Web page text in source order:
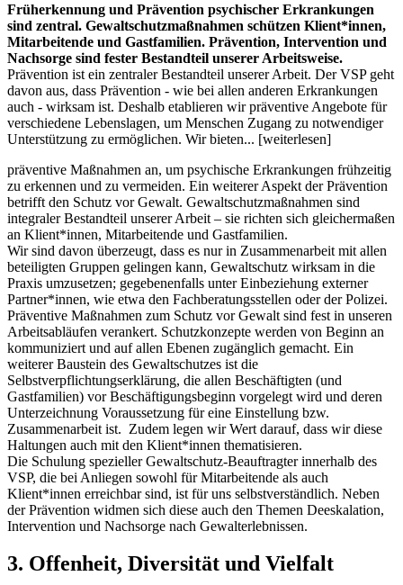
Früherkennung und Prävention psychischer Erkrankungen
sind zentral. Gewaltschutzmaßnahmen schützen Klient*innen,
Mitarbeitende und Gastfamilien. Prävention, Intervention und
Nachsorge sind fester Bestandteil unserer Arbeitsweise.
Prävention ist ein zentraler Bestandteil unserer Arbeit. Der VSP geht
davon aus, dass Prävention - wie bei allen anderen Erkrankungen
auch - wirksam ist. Deshalb etablieren wir präventive Angebote für
verschiedene Lebenslagen, um Menschen Zugang zu notwendiger
Unterstützung zu ermöglichen. Wir bieten... [weiterlesen]
präventive Maßnahmen an, um psychische Erkrankungen frühzeitig
zu erkennen und zu vermeiden. Ein weiterer Aspekt der Prävention
betrifft den Schutz vor Gewalt. Gewaltschutzmaßnahmen sind
integraler Bestandteil unserer Arbeit – sie richten sich gleichermaßen
an Klient*innen, Mitarbeitende und Gastfamilien.
Wir sind davon überzeugt, dass es nur in Zusammenarbeit mit allen
beteiligten Gruppen gelingen kann, Gewaltschutz wirksam in die
Praxis umzusetzen; gegebenenfalls unter Einbeziehung externer
Partner*innen, wie etwa den Fachberatungsstellen oder der Polizei.
Präventive Maßnahmen zum Schutz vor Gewalt sind fest in unseren
Arbeitsabläufen verankert. Schutzkonzepte werden von Beginn an
kommuniziert und auf allen Ebenen zugänglich gemacht. Ein
weiterer Baustein des Gewaltschutzes ist die
Selbstverpflichtungserklärung, die allen Beschäftigten (und
Gastfamilien) vor Beschäftigungsbeginn vorgelegt wird und deren
Unterzeichnung Voraussetzung für eine Einstellung bzw.
Zusammenarbeit ist. Zudem legen wir Wert darauf, dass wir diese
Haltungen auch mit den Klient*innen thematisieren.
Die Schulung spezieller Gewaltschutz-Beauftragter innerhalb des
VSP, die bei Anliegen sowohl für Mitarbeitende als auch
Klient*innen erreichbar sind, ist für uns selbstverständlich. Neben
der Prävention widmen sich diese auch den Themen Deeskalation,
Intervention und Nachsorge nach Gewalterlebnissen.
3. Offenheit, Diversität und Vielfalt